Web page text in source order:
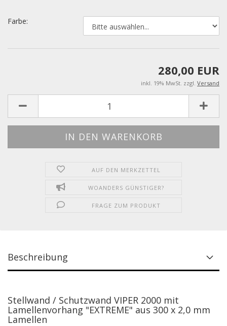
Farbe:
280,00 EUR
inkl. 19% MwSt. zzgl. Versand
AUF DEN MERKZETTEL
WOANDERS GÜNSTIGER?
FRAGE ZUM PRODUKT
Beschreibung
Stellwand / Schutzwand VIPER 2000 mit
Lamellenvorhang "EXTREME" aus 300 x 2,0 mm
Lamellen